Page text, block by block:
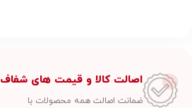
اصالت کالا و قیمت های شفاف
ضمانت اصالت همه محصولات با